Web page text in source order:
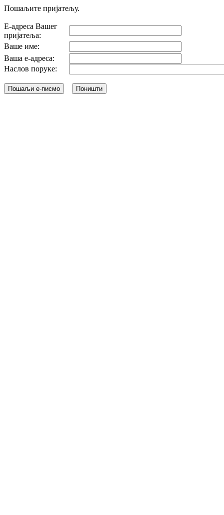
Пошаљите пријатељу.
Е-адреса Вашег
пријатеља:
Ваше име:
Ваша е-адреса:
Наслов поруке: